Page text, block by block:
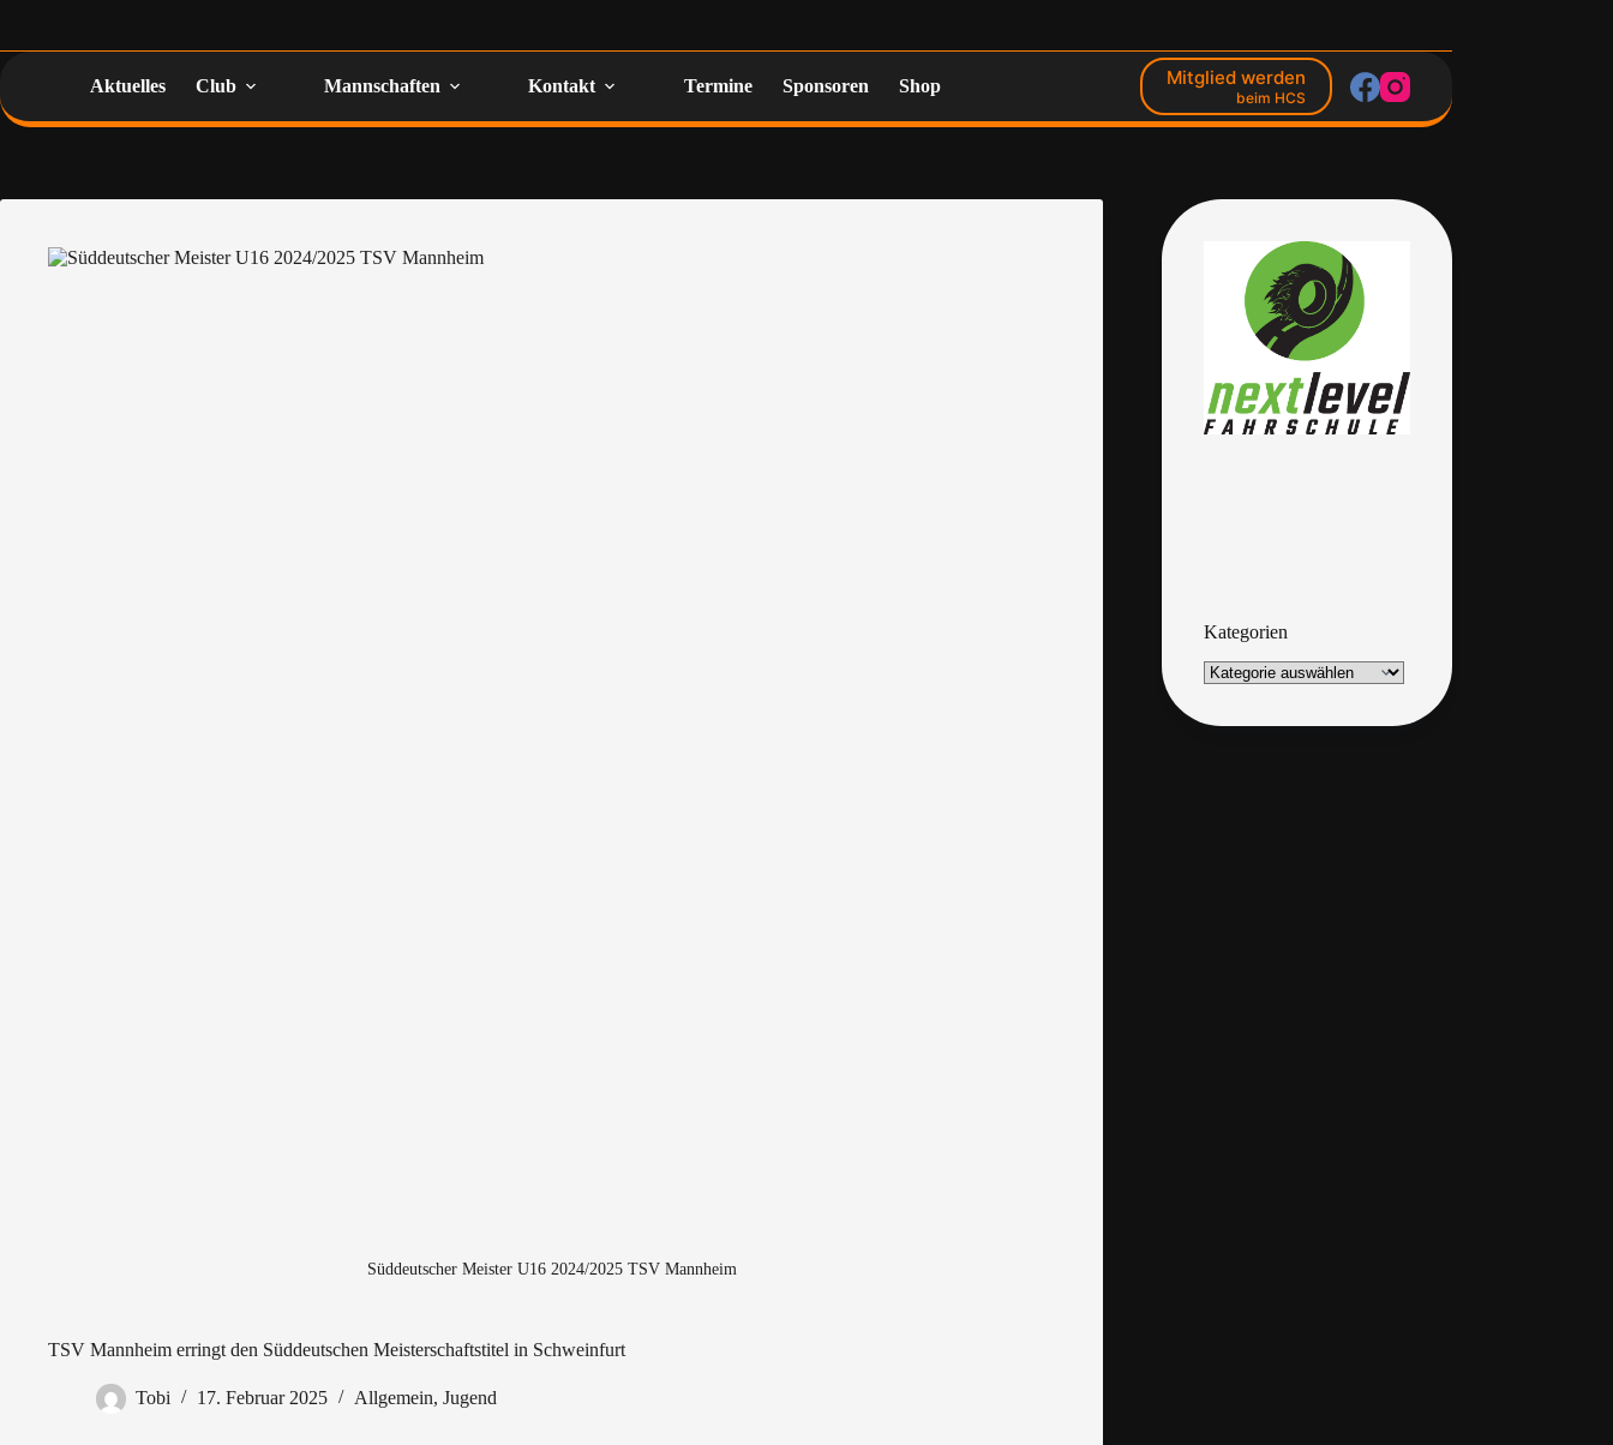
Aktuelles Club Mannschaften Kontakt Termine Sponsoren Shop Mitglied werden
beim HCS
Süddeutscher Meister U16 2024/2025 TSV Mannheim
TSV Mannheim erringt den Süddeutschen Meisterschaftstitel in Schweinfurt
Tobi 17. Februar 2025 Allgemein, Jugend
Kategorien